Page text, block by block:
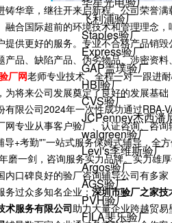
飞利浦验厂
Staples验厂
Express验厂
GAP盖璞验厂
HBI验厂
CVS验厂
JCPenney杰西潘
walgreen验厂
Levi's李维斯验厂
Argos验厂
AGS验厂
PVH验厂
FILA斐乐验厂
华章，继往开来启新程。公司荣誉满
融合国际超前的环境技术和管理理念
提供更好的服务。专业不合格产品销
产品、缺陷产品、伪劣物品、涉密资
厂网老师专业技术、全程一对一跟进
为将来公司发展奠定了良好的发展基
有限公司2024年一次性成功通过RBA-
网专业从事客户验厂、认证咨询、咨
导+考勤"”一站式服务保姆式辅导，全
磨一剑，咨询服务实力品牌。实力雄
内口碑良好的验厂咨询辅导公司有多家
务过众多知名企业；深圳市验厂之家技
术服务有限公司助力大量企业跨越贸易